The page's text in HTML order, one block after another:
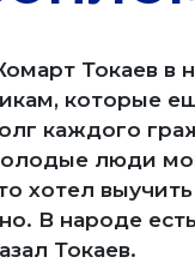
Токаев в
которые
каждого
люди
хотел
В народе
Токаев.